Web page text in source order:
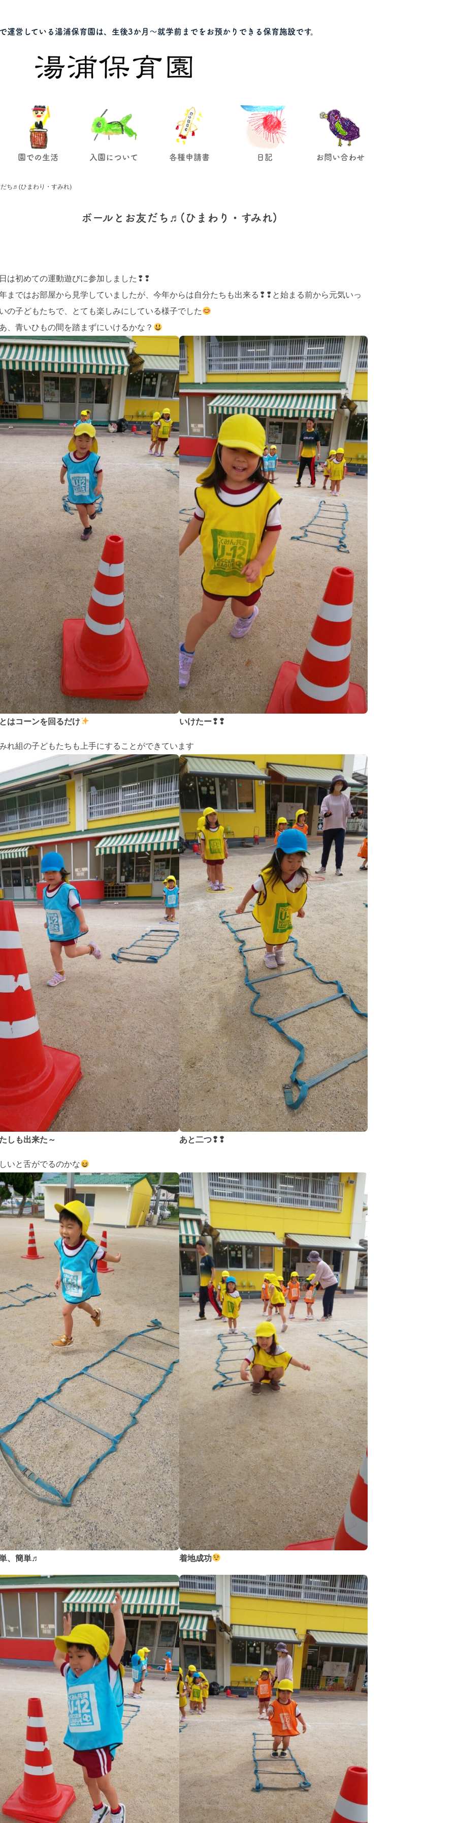
運営している湯浦保育園は、生後3か月～就学前までをお預かりできる保育施設です。
園での生活 入園について 各種申請書 日記 お問い合わせ
ち♬(ひまわり・すみれ)
ボールとお友だち♬(ひまわり・すみれ)
は初めての運動遊びに参加しました❢❢
まではお部屋から見学していましたが、今年からは自分たちも出来る❢❢と始まる前から元気いっ
の子どもたちで、とても楽しみにしている様子でした
、青いひもの間を踏まずにいけるかな？
はコーンを回るだけ いけたー❢❢
れ組の子どもたちも上手にすることができています
しも出来た～ あと二つ❢❢
いと舌がでるのかな
、簡単♬ 着地成功